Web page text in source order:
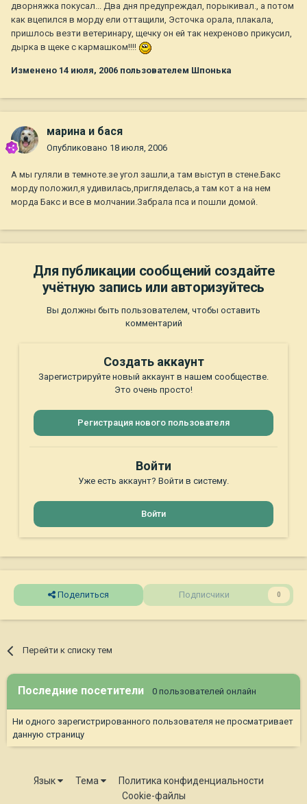
дворняжка покусал... Два дня предупреждал, порыкивал., а потом
как вцепился в морду ели оттащили, Эсточка орала, плакала,
пришлось везти ветеринару, щечку он ей так нехреново прикусил,
дырка в щеке с кармашком!!!!
Изменено 14 июля, 2006 пользователем Шпонька
марина и бася
Опубликовано 18 июля, 2006
А мы гуляли в темноте.зе угол зашли,а там выступ в стене.Бакс
морду положил,я удивилась,пригляделась,а там кот а на нем
морда Бакс и все в молчании.Забрала пса и пошли домой.
Для публикации сообщений создайте
учётную запись или авторизуйтесь
Вы должны быть пользователем, чтобы оставить
комментарий
Создать аккаунт
Зарегистрируйте новый аккаунт в нашем сообществе.
Это очень просто!
Регистрация нового пользователя
Войти
Уже есть аккаунт? Войти в систему.
Войти
Поделиться Подписчики 0
Перейти к списку тем
Последние посетители 0 пользователей онлайн
Ни одного зарегистрированного пользователя не просматривает
данную страницу
Язык Тема
Политика конфиденциальности
Cookie-файлы